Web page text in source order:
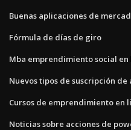
Buenas aplicaciones de
Fórmula de días de giro
Mba emprendimiento social en
Nuevos tipos de suscripción de
Cursos de emprendimiento en
Noticias sobre acciones de